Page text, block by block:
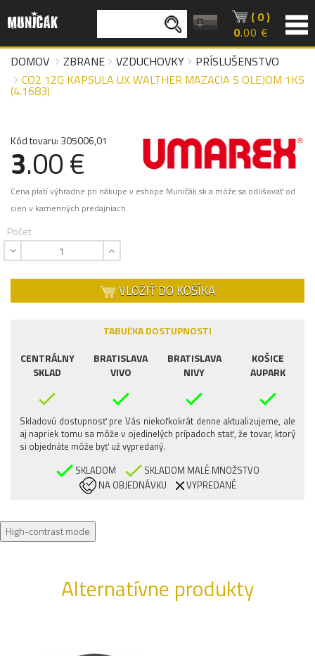
( 0 )
0.00 €
DOMOV
ZBRANE VZDUCHOVKY
PRÍSLUŠENSTVO
CO2 12G KAPSULA UX WALTHER MAZACIA S OLEJOM 1KS
(4.1683)
Kód tovaru: 305006,01
3.00 €
Cena platí výhradne pri nákupe v eshope Muničák.sk a môže sa odlišovať od
cien v kamenných predajniach.
Počet
VLOŽIŤ DO KOŠÍKA
TABUĽKA DOSTUPNOSTI
CENTRÁLNY
SKLAD
BRATISLAVA
VIVO
BRATISLAVA
NIVY
KOŠICE
AUPARK
Skladovú dostupnosť pre Vás niekoľkokrát denne aktualizujeme, ale
aj napriek tomu sa môže v ojedinelých prípadoch stať, že tovar, ktorý
si objednáte môže byť už vypredaný.
SKLADOM
SKLADOM MALÉ MNOŽSTVO
NA OBJEDNÁVKU
VYPREDANÉ
High-contrast mode
Alternatívne produkty